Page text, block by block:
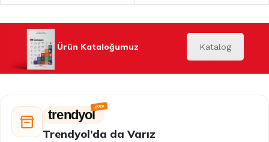
Ürün Kataloğumuz Katalog
trendyol
Trendyol’da da Varız